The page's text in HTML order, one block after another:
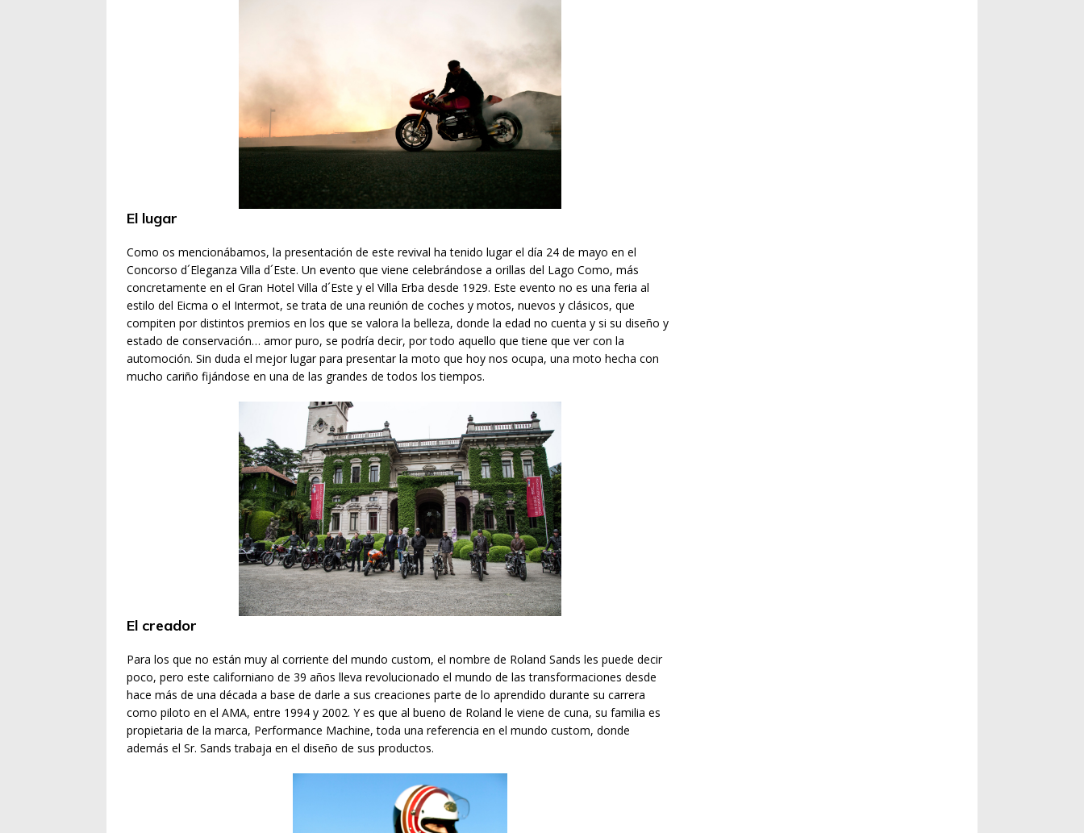
El lugar
Como os mencionábamos, la presentación de este revival ha tenido lugar el día 24 de mayo en el
Concorso d´Eleganza Villa d´Este. Un evento que viene celebrándose a orillas del Lago Como, más
concretamente en el Gran Hotel Villa d´Este y el Villa Erba desde 1929. Este evento no es una feria al
estilo del Eicma o el Intermot, se trata de una reunión de coches y motos, nuevos y clásicos, que
compiten por distintos premios en los que se valora la belleza, donde la edad no cuenta y si su diseño y
estado de conservación… amor puro, se podría decir, por todo aquello que tiene que ver con la
automoción. Sin duda el mejor lugar para presentar la moto que hoy nos ocupa, una moto hecha con
mucho cariño fijándose en una de las grandes de todos los tiempos.
El creador
Para los que no están muy al corriente del mundo custom, el nombre de Roland Sands les puede decir
poco, pero este californiano de 39 años lleva revolucionado el mundo de las transformaciones desde
hace más de una década a base de darle a sus creaciones parte de lo aprendido durante su carrera
como piloto en el AMA, entre 1994 y 2002. Y es que al bueno de Roland le viene de cuna, su familia es
propietaria de la marca, Performance Machine, toda una referencia en el mundo custom, donde
además el Sr. Sands trabaja en el diseño de sus productos.